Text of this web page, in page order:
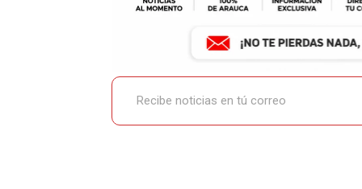
Recibe noticias en tú correo